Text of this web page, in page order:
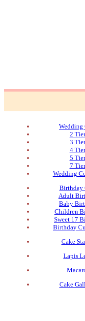
Wedding
2
3
4
5
7
Wedding
Birthday
Adult
Baby
Children
Sweet 17
Birthday
Cake
Lapis
Cake